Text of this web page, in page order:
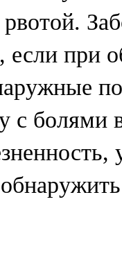
если при
с болями